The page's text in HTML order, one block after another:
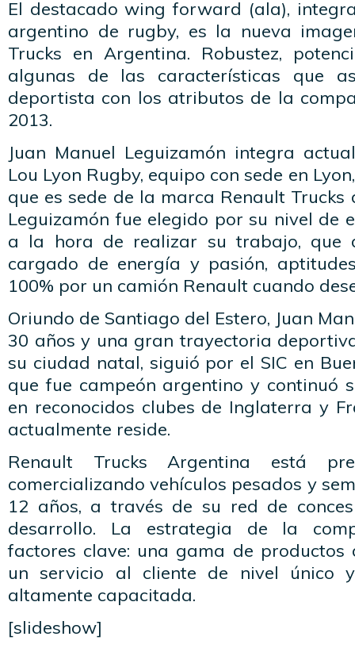
El destacado wing forward (ala),
argentino de rugby, es la nueva
Trucks en Argentina. Robustez,
algunas de las características que
deportista con los atributos de la
2013.
Juan Manuel Leguizamón integra
Lou Lyon Rugby, equipo con sede en
que es sede de la marca Renault Trucks
Leguizamón fue elegido por su nivel de
a la hora de realizar su trabajo, que
cargado de energía y pasión,
100% por un camión Renault cuando
Oriundo de Santiago del Estero, Juan
30 años y una gran trayectoria
su ciudad natal, siguió por el SIC en
que fue campeón argentino y continuó
en reconocidos clubes de Inglaterra y
actualmente reside.
Renault Trucks Argentina está
comercializando vehículos pesados y
12 años, a través de su red de
desarrollo. La estrategia de la
factores clave: una gama de productos
un servicio al cliente de nivel único
altamente capacitada.
[slideshow]